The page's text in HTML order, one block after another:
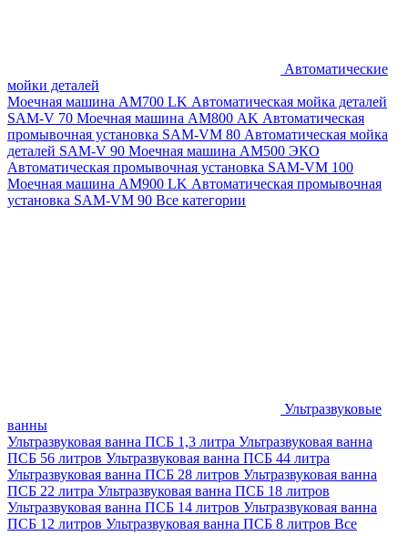
Автоматические
мойки деталей
Моечная машина AM700 LK Автоматическая мойка деталей
SAM-V 70 Моечная машина АМ800 AK Автоматическая
промывочная установка SAM-VM 80 Автоматическая мойка
деталей SAM-V 90 Моечная машина АМ500 ЭКО
Автоматическая промывочная установка SAM-VM 100
Моечная машина AM900 LK Автоматическая промывочная
установка SAM-VM 90 Все категории
Ультразвуковые
ванны
Ультразвуковая ванна ПСБ 1,3 литра Ультразвуковая ванна
ПСБ 56 литров Ультразвуковая ванна ПСБ 44 литра
Ультразвуковая ванна ПСБ 28 литров Ультразвуковая ванна
ПСБ 22 литра Ультразвуковая ванна ПСБ 18 литров
Ультразвуковая ванна ПСБ 14 литров Ультразвуковая ванна
ПСБ 12 литров Ультразвуковая ванна ПСБ 8 литров Все